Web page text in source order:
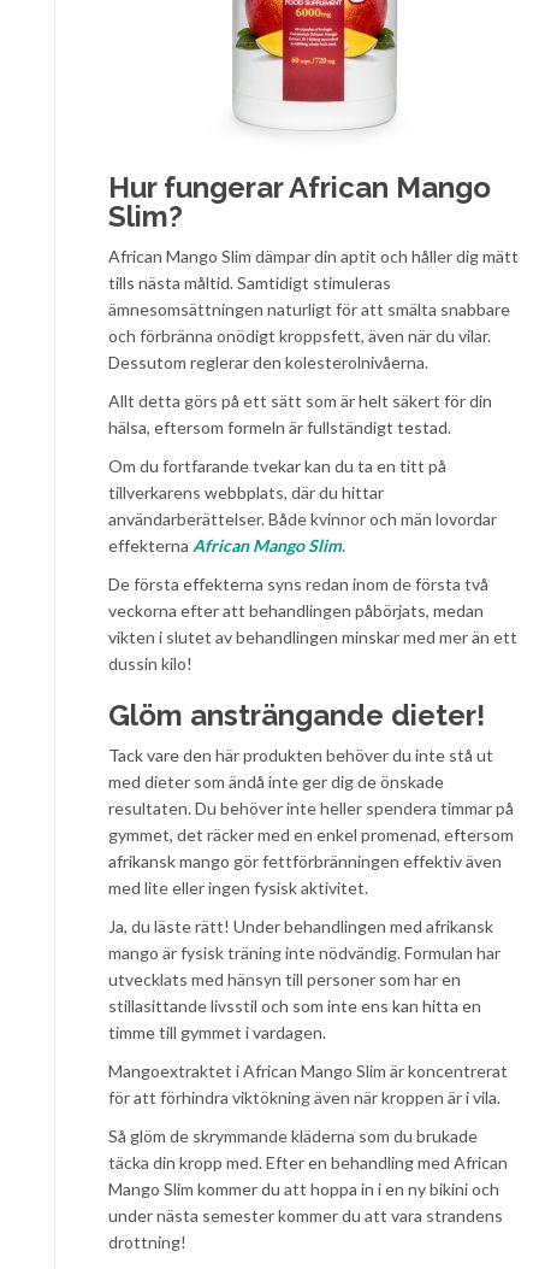
Hur fungerar African Mango
Slim?
African Mango Slim dämpar din aptit och håller dig mätt
tills nästa måltid. Samtidigt stimuleras
ämnesomsättningen naturligt för att smälta snabbare
och förbränna onödigt kroppsfett, även när du vilar.
Dessutom reglerar den kolesterolnivåerna.
Allt detta görs på ett sätt som är helt säkert för din
hälsa, eftersom formeln är fullständigt testad.
Om du fortfarande tvekar kan du ta en titt på
tillverkarens webbplats, där du hittar
användarberättelser. Både kvinnor och män lovordar
effekterna African Mango Slim.
De första effekterna syns redan inom de första två
veckorna efter att behandlingen påbörjats, medan
vikten i slutet av behandlingen minskar med mer än ett
dussin kilo!
Glöm ansträngande dieter!
Tack vare den här produkten behöver du inte stå ut
med dieter som ändå inte ger dig de önskade
resultaten. Du behöver inte heller spendera timmar på
gymmet, det räcker med en enkel promenad, eftersom
afrikansk mango gör fettförbränningen effektiv även
med lite eller ingen fysisk aktivitet.
Ja, du läste rätt! Under behandlingen med afrikansk
mango är fysisk träning inte nödvändig. Formulan har
utvecklats med hänsyn till personer som har en
stillasittande livsstil och som inte ens kan hitta en
timme till gymmet i vardagen.
Mangoextraktet i African Mango Slim är koncentrerat
för att förhindra viktökning även när kroppen är i vila.
Så glöm de skrymmande kläderna som du brukade
täcka din kropp med. Efter en behandling med African
Mango Slim kommer du att hoppa in i en ny bikini och
under nästa semester kommer du att vara strandens
drottning!